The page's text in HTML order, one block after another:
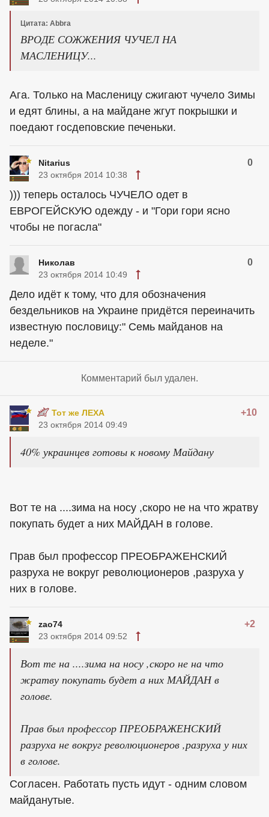
Цитата: Abbra
ВРОДЕ СОЖЖЕНИЯ ЧУЧЕЛ НА
МАСЛЕНИЦУ...
Ага. Только на Масленицу сжигают чучело Зимы
и едят блины, а на майдане жгут покрышки и
поедают госдеповские печеньки.
Nitarius 0
23 октября 2014 10:38
))) теперь осталось ЧУЧЕЛО одет в
ЕВРОГЕЙСКУЮ одежду - и "Гори гори ясно
чтобы не погасла"
Николав 0
23 октября 2014 10:49
Дело идёт к тому, что для обозначения
бездельников на Украине придётся переиначить
известную пословицу:" Семь майданов на
неделе."
Комментарий был удален.
Тот же ЛЕХА +10
23 октября 2014 09:49
40% украинцев готовы к новому Майдану
Вот те на ....зима на носу ,скоро не на что жратву
покупать будет а них МАЙДАН в голове.
Прав был профессор ПРЕОБРАЖЕНСКИЙ
разруха не вокруг революционеров ,разруха у
них в голове.
zao74 +2
23 октября 2014 09:52
Вот те на ....зима на носу ,скоро не на что
жратву покупать будет а них МАЙДАН в
голове.
Прав был профессор ПРЕОБРАЖЕНСКИЙ
разруха не вокруг революционеров ,разруха у них
в голове.
Согласен. Работать пусть идут - одним словом
майданутые.